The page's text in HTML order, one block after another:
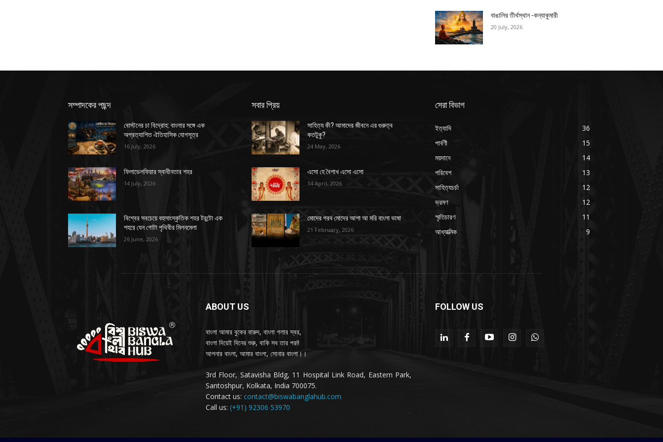
বাঙালির তীর্থস্থান -কন্যাকুমারী
20 July, 2026
সম্পাদকের পছন্দ
বোস্টনের চা বিদ্রোহ: বাংলার সঙ্গে এক
অপ্রত্যাশিত ঐতিহাসিক যোগসূত্র
16 July, 2026
ফিলাডেলফিয়ার স্বাধীনতার শহর
14 July, 2026
বিশ্বের সবচেয়ে বহুসাংস্কৃতিক শহর টরন্টো এক
শহরে যেন গোটা পৃথিবীর মিলনমেলা
26 June, 2026
সবার প্রিয়
সাহিত্য কী? আমাদের জীবনে এর গুরুত্ব
কতটুকু?
24 May, 2026
এসো হে বৈশাখ এসো এসো
14 April, 2026
মোদের গরব মোদের আশা আ মরি বাংলা ভাষা
21 February, 2026
সেরা বিভাগ
ইত্যাদি
36
পার্বণী
15
ময়দানে
14
পরিবেশ
13
সাহিত্যচর্চা
12
ভ্রমণ
12
স্মৃতিচারণ
11
আধ্যাত্মিক
9
ABOUT US
বাংলা আমার বুকের বারুদ, বাংলা গলার স্বর,
বাংলা দিয়েই দিনের শুরু, বাকি সব তার পর!!
আপনার বাংলা, আমার বাংলা, সোনার বাংলা।।
3rd Floor, Satavisha Bldg, 11 Hospital Link Road, Eastern Park,
Santoshpur, Kolkata, India 700075.
Contact us: contact@biswabanglahub.com
Call us: (+91) 92306 53970
FOLLOW US